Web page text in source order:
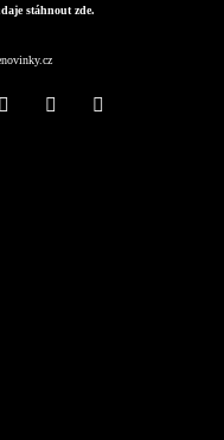
stáhnout zde.